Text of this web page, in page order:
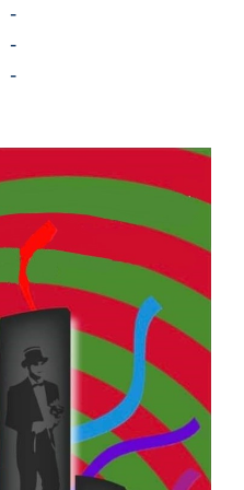
-
-
-